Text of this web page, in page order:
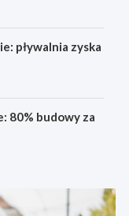
pływalnia zyska
80% budowy za